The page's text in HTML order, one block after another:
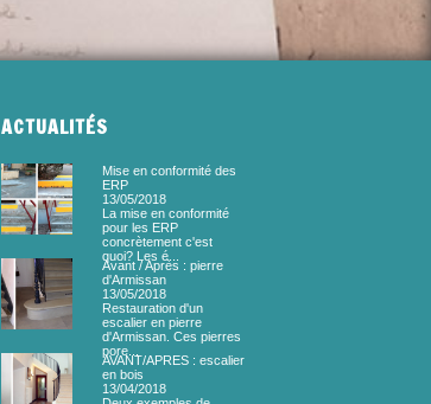
ACTUALITÉS
Mise en conformité des
ERP
13/05/2018
La mise en conformité
pour les ERP
concrètement c'est
quoi? Les é...
Avant / Après : pierre
d'Armissan
13/05/2018
Restauration d'un
escalier en pierre
d'Armissan. Ces pierres
pore...
AVANT/APRES : escalier
en bois
13/04/2018